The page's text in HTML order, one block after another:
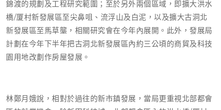
錦渡的規劃及工程研究範圍；至於另外兩個區域，即擴大洪水
橋/厦村新發展區至尖鼻咀、流浮山及白泥，以及擴大古洞北
新發展區至馬草壟，相關研究會在今年內展開。此外，發展局
計劃在今年下半年把古洞北新發展區內約三公頃的商貿及科技
園用地改劃作房屋發展。
林鄭月娥說，相對於過往的新市鎮發展，當局更重視北部都會